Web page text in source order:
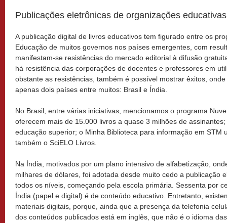
Publicações eletrônicas de organizações educativas
A publicação digital de livros educativos tem figurado entre os
Educação de muitos governos nos países emergentes, com
manifestam-se resistências do mercado editorial à difusão
há resistência das corporações de docentes e professores em
obstante as resistências, também é possível mostrar êxitos,
apenas dois países entre muitos: Brasil e Índia.
No Brasil, entre várias iniciativas, mencionamos o programa
oferecem mais de 15.000 livros a quase 3 milhões de
educação superior; o Minha Biblioteca para informação em STM
também o SciELO Livros.
Na Índia, motivados por um plano intensivo de alfabetização,
milhares de dólares, foi adotada desde muito cedo a publicação
todos os níveis, começando pela escola primária. Sessenta por
Índia (papel e digital) é de conteúdo educativo. Entretanto,
materiais digitais, porque, ainda que a presença da telefonia
dos conteúdos publicados está em inglês, que não é o idioma